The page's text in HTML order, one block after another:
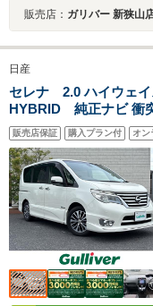
販売店： ガリバー 新狭山
日産
セレナ 2.0 ハイウェイ
販売店保証 購入プラン付 オン